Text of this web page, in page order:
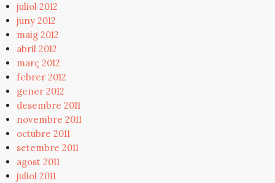
juliol 2012
juny 2012
maig 2012
abril 2012
març 2012
febrer 2012
gener 2012
desembre 2011
novembre 2011
octubre 2011
setembre 2011
agost 2011
juliol 2011